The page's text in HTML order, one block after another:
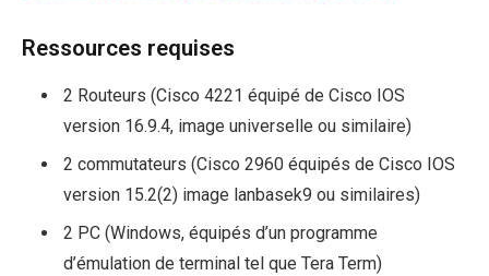
Ressources requises
2 Routeurs (Cisco 4221 équipé de Cisco IOS
version 16.9.4, image universelle ou similaire)
2 commutateurs (Cisco 2960 équipés de Cisco IOS
version 15.2(2) image lanbasek9 ou similaires)
2 PC (Windows, équipés d’un programme
d’émulation de terminal tel que Tera Term)